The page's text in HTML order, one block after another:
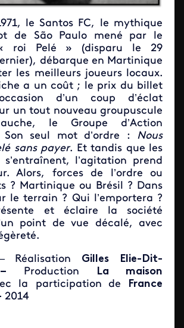
le Santos FC, le mythique
de São Paulo mené par le
roi Pelé »
(disparu le 29
débarque en Martinique
les meilleurs joueurs locaux.
a un coût ; le prix du billet
d’un coup d’éclat
un tout nouveau groupuscule
gauche, le Groupe d’Action
Son seul mot d’ordre : Nous
sans payer. Et tandis que les
l’agitation prend
Alors, forces de l’ordre ou
? Martinique ou Brésil ? Dans
le terrain ? Qui l’emportera ?
et éclaire la société
point de vue décalé, avec
Réalisation Gilles Elie-Dit-
– Production
La maison
la participation de France
2014